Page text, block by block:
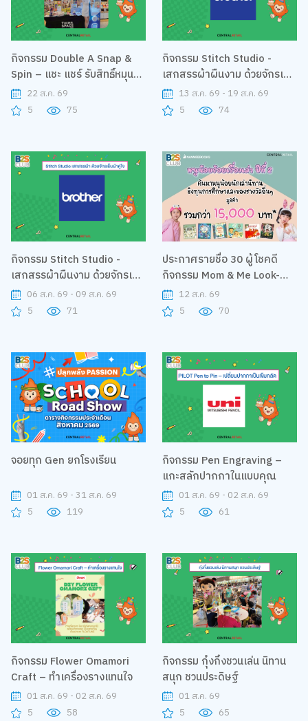
กิจกรรม Double A Snap &
Spin – แชะ แชร์ รับสิทธิ์หมุนกา
ชาปอง22 ส.ค. 69
5
75
กิจกรรม Stitch Studio -
เสกสรรผ้าผืนงาม ด้วยจักรเย็บ
ผ้าคู่ใจ13 ส.ค. 69 - 19 ส.ค. 69
5
74
กิจกรรม Stitch Studio -
เสกสรรผ้าผืนงาม ด้วยจักรเย็บ
ผ้าคู่ใจ06 ส.ค. 69 - 09 ส.ค. 69
5
71
ประกาศรายชื่อ 30 ผู้โชคดี
กิจกรรม Mom & Me Look-
Alike Challenge
12 ส.ค. 69
5
70
จอยทุก Gen ยกโรงเรียน
01 ส.ค. 69 - 31 ส.ค. 69
5
119
กิจกรรม Pen Engraving –
แกะสลักปากกาในแบบคุณ
01 ส.ค. 69 - 02 ส.ค. 69
5
61
กิจกรรม Flower Omamori
Craft – ทำเครื่องรางแทนใจ
01 ส.ค. 69 - 02 ส.ค. 69
5
58
กิจกรรม กุ๋งกิ๋งชวนเล่น นิทาน
สนุก ชวนประดิษฐ์
01 ส.ค. 69
5
65